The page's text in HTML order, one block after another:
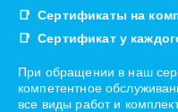
Сертификаты на
Сертификат у
При обращении в наш
компетентное
все виды работ и